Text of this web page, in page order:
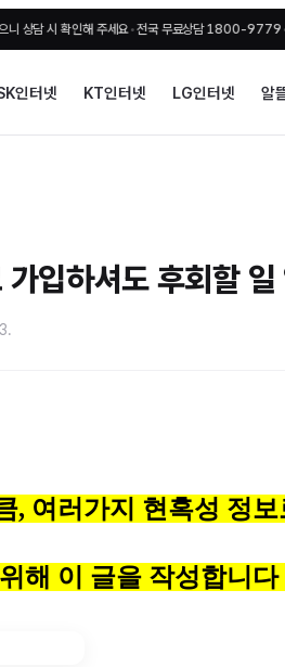
시 확인해 주세요• 전국 무료상담 1800-9779•
인터넷 KT인터넷 LG인터넷 알
입하셔도 후회할
, 여러가지 현혹성 정보
해 이 글을 작성합니다